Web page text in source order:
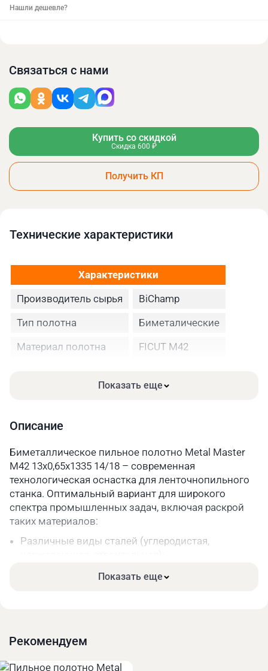
Нашли дешевле?
Связаться с нами
Купить со скидкой
Скидка 600 ₽
Получить КП
Технические xарактеристики
Характеристики
Производитель сырья
BiChamp
Тип полотна
Биметалические
Материал полотна
FICUT М42
Параметры упакованного товара
Вес, кг
0,2
Длина, мм
330
Ширина, мм
330
Показать еще
Описание
Биметаллическое пильное полотно Metal Master
M42 13х0,65х1335 14/18 – современная
технологическая оснастка для ленточнопильного
станка. Оптимальный вариант для широкого
спектра промышленных задач, включая раскрой
таких материалов:
Различные виды сталей (углеродистая,
Цветные металлы и их сплавы.
из качественной быстрорежущей стали.
при высоких нагрузках.
Показать еще
Рекомендуем